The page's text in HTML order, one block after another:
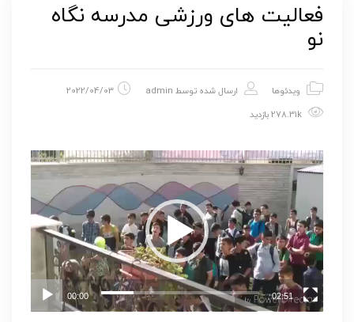
فعالیت های ورزشی مدرسه نگاه
نو
ویدئوها ارسال شده توسط admin
2022/04/03
نمایشگر
00:00 02:51